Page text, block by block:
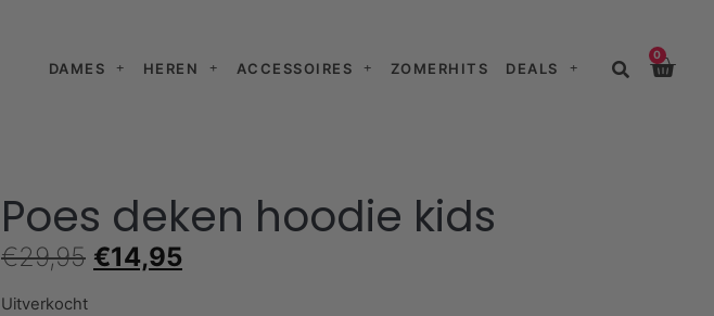
DAMES HEREN ACCESSOIRES ZOMERHITS DEALS
0
Poes deken hoodie kids
€29,95 €14,95
Uitverkocht